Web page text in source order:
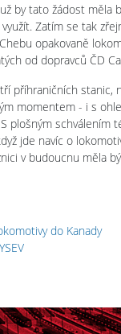
by tato žádost
Zatím se tak
opakovaně
od dopravců ČD
příhraničních
momentem - i s
plošným schválením
jde navíc o
v budoucnu měla
do Kanady